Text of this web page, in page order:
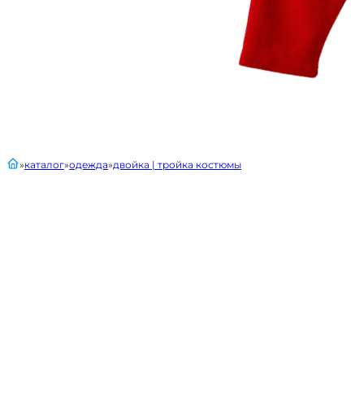
главнаякаталог одежда двойка | тройка костюмы